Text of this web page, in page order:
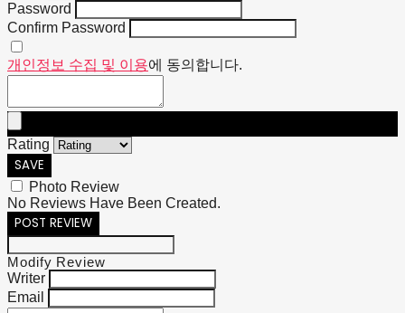
Password
Confirm Password
개인정보 수집 및 이용에 동의합니다.
Rating
SAVE
Photo Review
No Reviews Have Been Created.
POST REVIEW
Modify Review
Writer
Email